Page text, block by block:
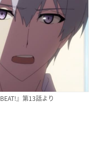
』第13話より